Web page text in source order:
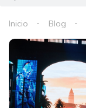
Inicio Blog